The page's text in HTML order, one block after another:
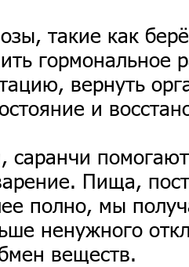
такие как
гормональное
вернуть
и
саранчи
Пища,
полно, мы
ненужного
веществ.